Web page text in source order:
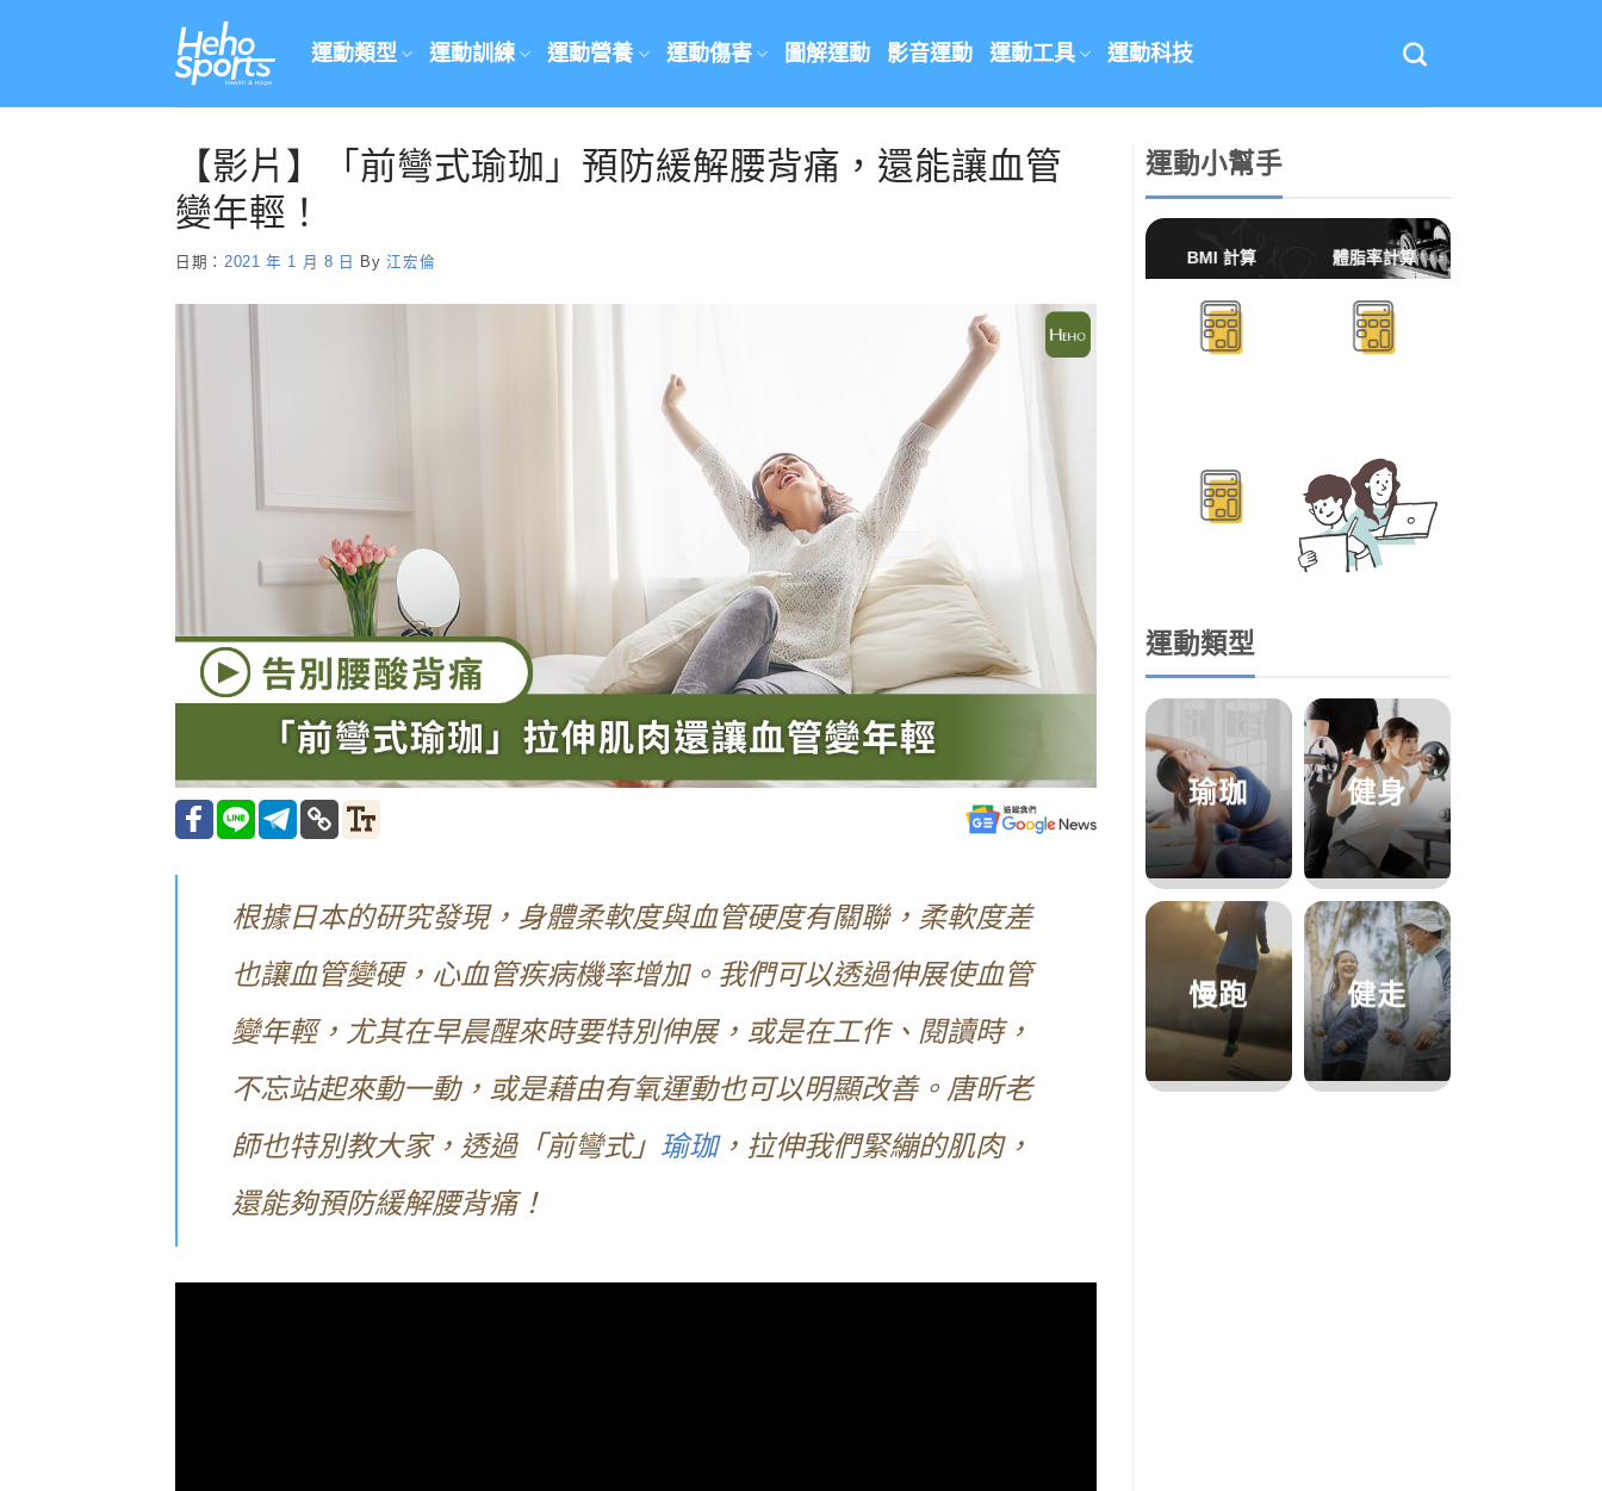
運動類型 運動訓練 運動營養 運動傷害 圖解運動 影音運動 運動工具 運動科技
【影片】「前彎式瑜珈」預防緩解腰背痛，還能讓血管
變年輕！
日期： 2021 年 1 月 8 日 By江宏倫
根據日本的研究發現，身體柔軟度與血管硬度有關聯，柔軟度差
也讓血管變硬，心血管疾病機率增加。我們可以透過伸展使血管
變年輕，尤其在早晨醒來時要特別伸展，或是在工作、閱讀時，
不忘站起來動一動，或是藉由有氧運動也可以明顯改善。唐昕老
師也特別教大家，透過「前彎式」 瑜珈，拉伸我們緊繃的肌肉，
還能夠預防緩解腰背痛！
運動小幫手
BMI 計算 體脂率計算
運動類型
瑜珈 健身
慢跑 健走